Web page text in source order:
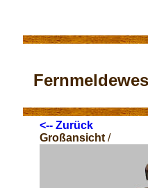
<-- Zurück
Großansicht/